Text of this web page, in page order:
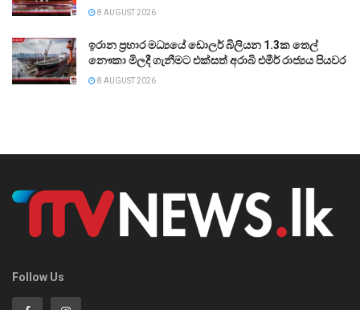
8 AUGUST 2026
ඉරාන ප්‍රහාර මධ්‍යයේ ඩොලර් බිලියන 1.3ක තෙල්
නෞකා මිලදී ගැනීමට එක්සත් අරාබි එමීර් රාජ්‍යය පියවර
8 AUGUST 2026
Follow Us